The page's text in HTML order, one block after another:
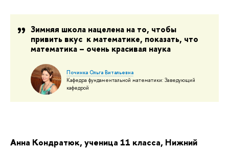
Зимняя школа нацелена на то, чтобы
привить вкус к математике, показать, что
математика – очень красивая наука
Починка Ольга Витальевна
Кафедра фундаментальной математики: Заведующий
кафедрой
Анна Кондратюк, ученица 11 класса, Нижний